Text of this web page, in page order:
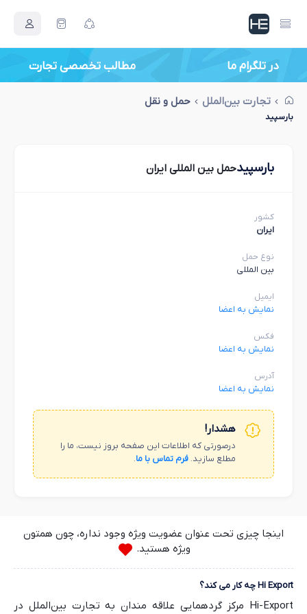
در تلگرام ما مطالب تخصصی تجارت
تجارت بین‌الملل حمل و نقل
بارسپید
بارسپیدحمل بین المللی ایران
کشور
ایران
نوع حمل
بین المللی
ایمیل
نمایش به اعضا
فکس
نمایش به اعضا
آدرس
نمایش به اعضا
هشدار!
درصورتی که اطلاعات این صفحه بروز نیست، ما را
مطلع سازید. فرم تماس با ما.
اینجا چیزی تحت عنوان عضویت ویژه وجود نداره، چون همتون
ویژه هستید.
Hi Export چه کار می کند؟
Hi-Export مرکز گردهمایی علاقه مندان به تجارت بین‌الملل در